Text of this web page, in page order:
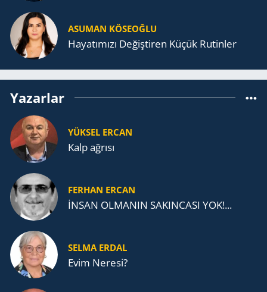
ASUMAN KÖSEOĞLU
Ha­ya­tı­mı­zı De­ğiş­ti­ren Küçük Ru­tin­ler
Yazarlar
YÜKSEL ERCAN
Kalp ağrısı
FERHAN ERCAN
İNSAN OLMANIN SAKINCASI YOK!...
SELMA ERDAL
Evim Neresi?